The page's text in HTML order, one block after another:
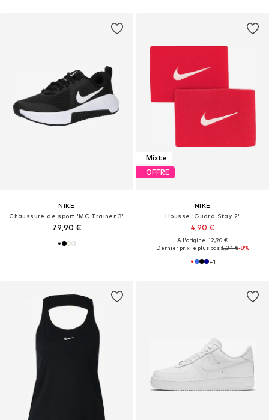
NIKE
Chaussure de sport 'MC Trainer 3'
79,90 €
Mixte
OFFRE
NIKE
Housse 'Guard Stay 2'
4,90 €
À l'origine : 12,90 €
Dernier prix le plus bas :5,34 €-8%
+1